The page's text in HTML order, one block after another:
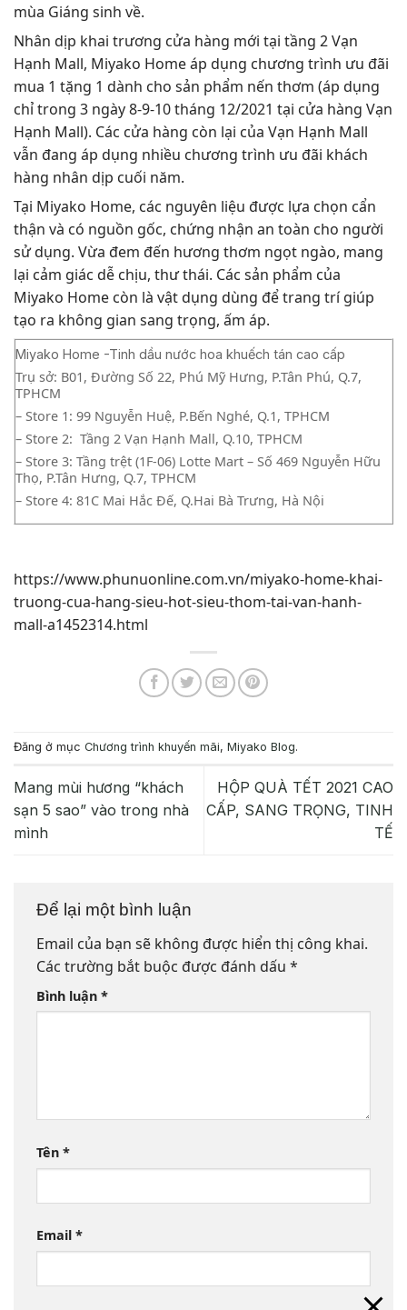
mùa Giáng sinh về.
Nhân dịp khai trương cửa hàng mới tại tầng 2 Vạn
Hạnh Mall, Miyako Home áp dụng chương trình ưu đãi
mua 1 tặng 1 dành cho sản phẩm nến thơm (áp dụng
chỉ trong 3 ngày 8-9-10 tháng 12/2021 tại cửa hàng Vạn
Hạnh Mall). Các cửa hàng còn lại của Vạn Hạnh Mall
vẫn đang áp dụng nhiều chương trình ưu đãi khách
hàng nhân dịp cuối năm.
Tại Miyako Home, các nguyên liệu được lựa chọn cẩn
thận và có nguồn gốc, chứng nhận an toàn cho người
sử dụng. Vừa đem đến hương thơm ngọt ngào, mang
lại cảm giác dễ chịu, thư thái. Các sản phẩm của
Miyako Home còn là vật dụng dùng để trang trí giúp
tạo ra không gian sang trọng, ấm áp.
Miyako Home -Tinh dầu nước hoa khuếch tán cao cấp
Trụ sở: B01, Đường Số 22, Phú Mỹ Hưng, P.Tân Phú, Q.7,
TPHCM
– Store 1: 99 Nguyễn Huệ, P.Bến Nghé, Q.1, TPHCM
– Store 2: Tầng 2 Vạn Hạnh Mall, Q.10, TPHCM
– Store 3: Tầng trệt (1F-06) Lotte Mart – Số 469 Nguyễn Hữu
Thọ, P.Tân Hưng, Q.7, TPHCM
– Store 4: 81C Mai Hắc Đế, Q.Hai Bà Trưng, Hà Nội
https://www.phunuonline.com.vn/miyako-home-khai-
truong-cua-hang-sieu-hot-sieu-thom-tai-van-hanh-
mall-a1452314.html
Đăng ở mục Chương trình khuyến mãi, Miyako Blog.
Mang mùi hương “khách
sạn 5 sao” vào trong nhà
mình
HỘP QUÀ TẾT 2021 CAO
CẤP, SANG TRỌNG, TINH
TẾ
Để lại một bình luận
Email của bạn sẽ không được hiển thị công khai.
Các trường bắt buộc được đánh dấu *
Bình luận *
Tên *
Email *